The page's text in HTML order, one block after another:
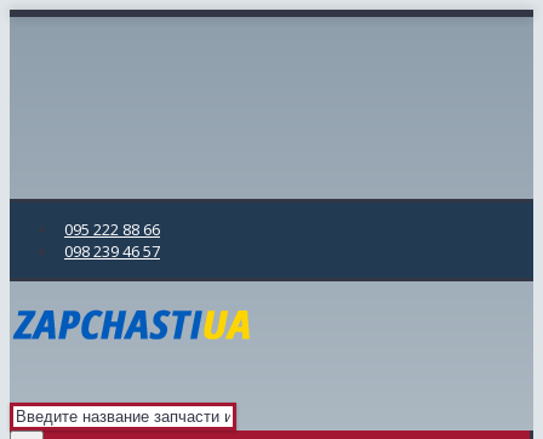
095 222 88 66
098 239 46 57